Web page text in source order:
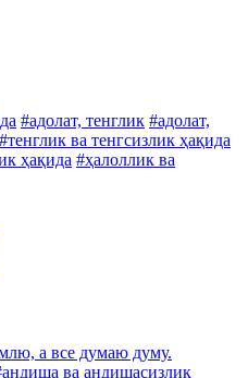
#адолат, тенглик #адолат,
#тенглик ва тенгсизлик ҳақида
ҳақида #ҳалоллик ва
а все думаю думу.
ва андишасизлик